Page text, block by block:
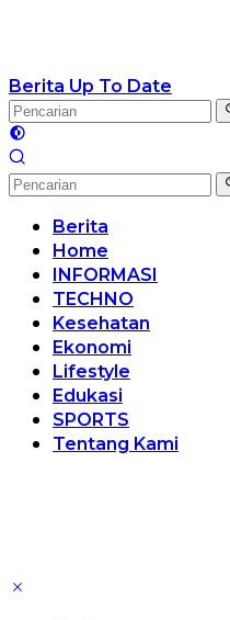
Berita Up To Date
Berita
Home
INFORMASI
TECHNO
Kesehatan
Ekonomi
Lifestyle
Edukasi
SPORTS
Tentang Kami